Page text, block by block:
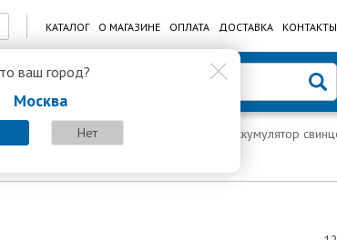
ваш город?
Москва
Нет
КАТАЛОГ О МАГАЗИНЕ ОПЛАТА ДОСТАВКА КОНТАКТЫ
Свинцово-кислотные аккумуляторы Аккумулятор
SKAT SB 12045